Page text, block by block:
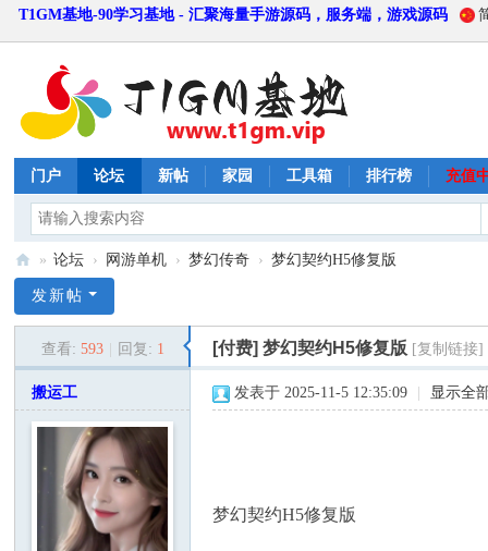
T1GM基地-90学习基地 - 汇聚海量手游源码，服务端，游戏源码
门户 论坛 新帖 家园 工具箱 排行榜 充值
1
» 论坛 › 网游单机 › 梦幻传奇 › 梦幻契约H5修复版
发新帖
查看: 593 回复: 1 [付费]梦幻契约H5修复版 [复制链接]
搬运工 发表于 2025-11-5 12:35:09 显示全
梦幻契约H5修复版